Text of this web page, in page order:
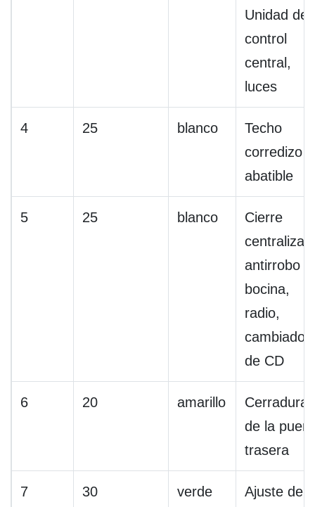
Unidad de
control
central,
luces
4 25 blanco
Techo
corredizo /
abatible
5 25 blanco
Cierre
antirrobo /
bocina,
radio,
cambiador
de CD
6 20 amarillo
Cerradura
de la
trasera
7 30 verde
Ajuste de